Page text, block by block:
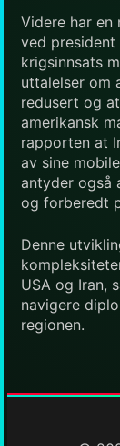
Videre har
ved president
krigsinnsats
uttalelser om
redusert og
amerikansk
rapporten at
av sine
antyder også
og forberedt
Denne
USA og Iran,
navigere
regionen.